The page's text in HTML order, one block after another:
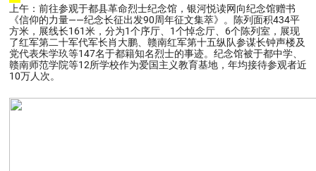
上午：前往参观于都县革命烈士纪念馆，银河悦读网向纪念馆赠书
《信仰的力量——纪念长征出发90周年征文集萃》。陈列面积434平
方米，展线长161米，分为1个序厅、1个悼念厅、6个陈列室，展现
了红军第二十军代军长肖大鹏、赣南红军第十五纵队参谋长钟声楼及
党代表朱学玖等147名于都籍知名烈士的事迹。纪念馆被于都中学、
赣南师范学院等12所学校作为爱国主义教育基地，年均接待参观者近
10万人次。